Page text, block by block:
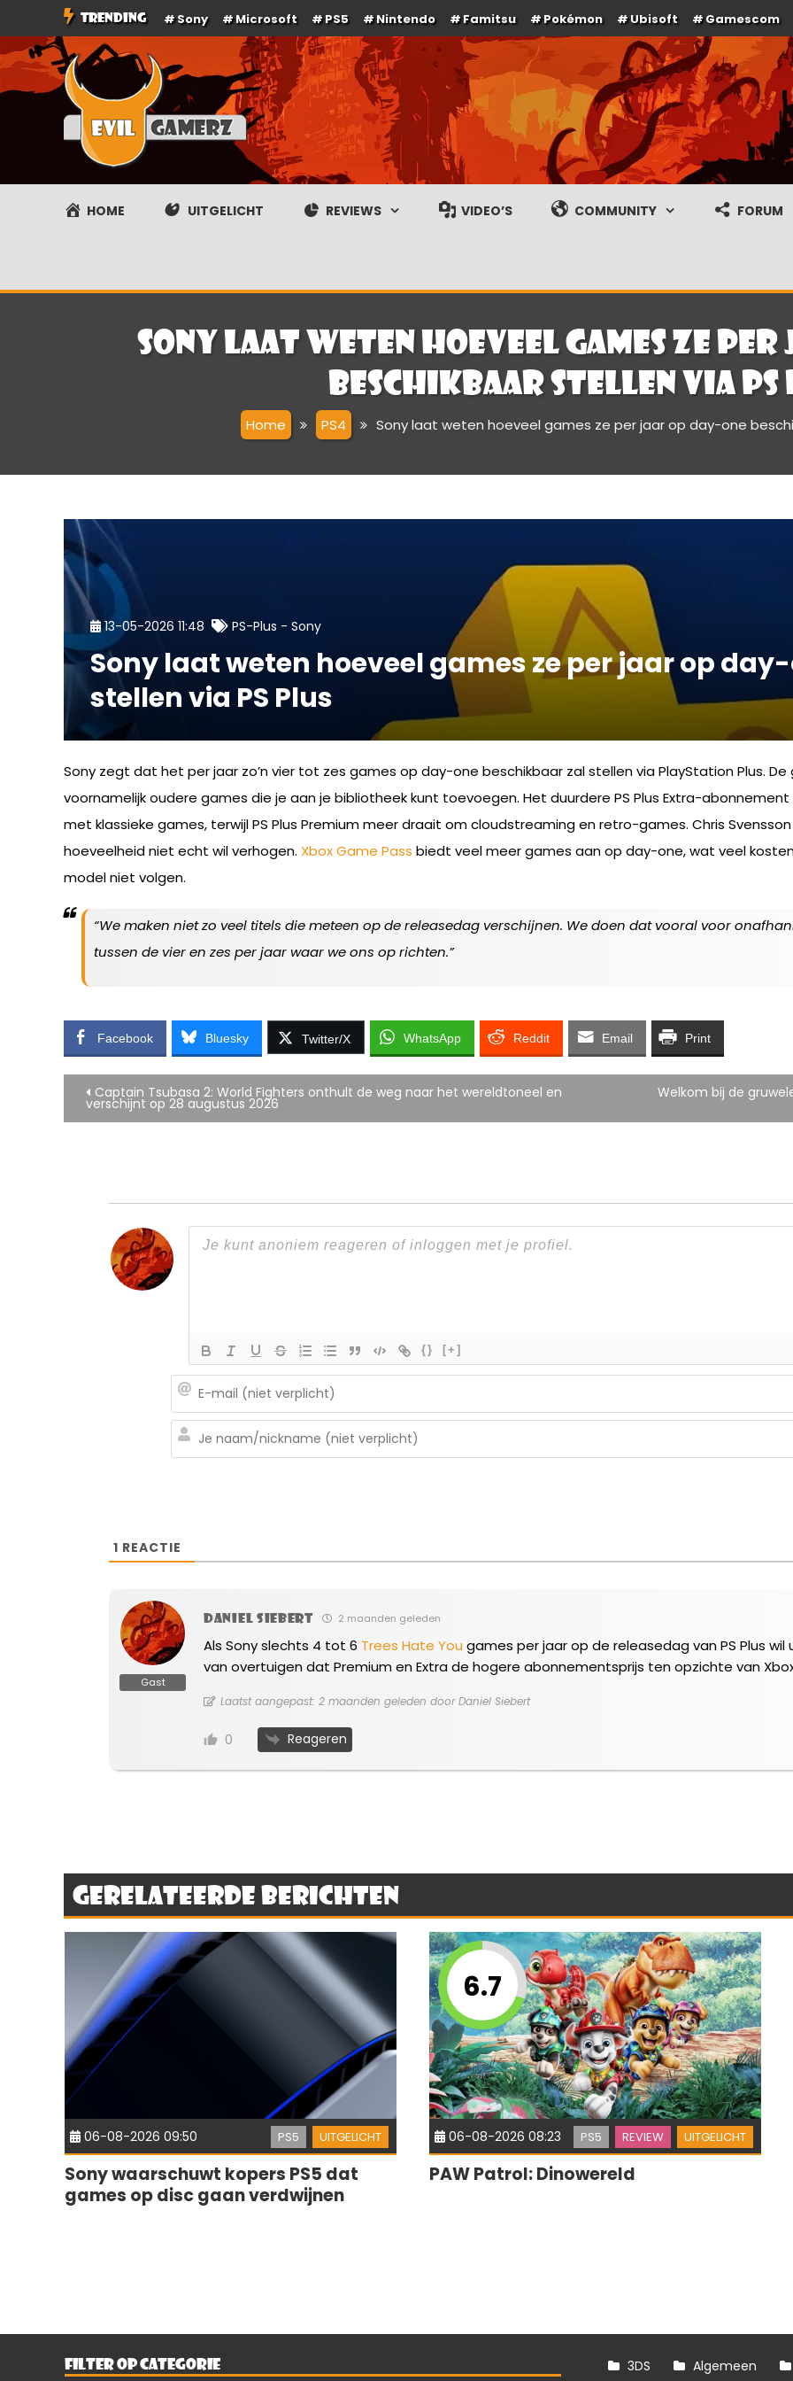
naar
de
TRENDING Sony Microsoft PS5 Nintendo Famitsu Pokémon Ubisoft Gamescom
Evilgamerz
Het meest interessante game nieuws, reviews, coverage en gameplay streams
HOME UITGELICHT REVIEWS VIDEO’S COMMUNITY FORUM
Sony laat weten hoeveel games ze
beschikbaar stellen via PS
Home PS4 Sony laat weten hoeveel games ze per jaar op day-one
13-05-2026 11:48 PS-Plus - Sony
Sony laat weten hoeveel games ze per jaar op
stellen via PS Plus
Sony zegt dat het per jaar zo’n vier tot zes games op day-one beschikbaar zal stellen via PlayStation Plus.
voornamelijk oudere games die je aan je bibliotheek kunt toevoegen. Het duurdere PS Plus Extra-
met klassieke games, terwijl PS Plus Premium meer draait om cloudstreaming en retro-games. Chris
hoeveelheid niet echt wil verhogen. Xbox Game Pass biedt veel meer games aan op day-one, wat veel
model niet volgen.
“We maken niet zo veel titels die meteen op de releasedag verschijnen. We doen dat vooral voor
tussen de vier en zes per jaar waar we ons op richten.”
Facebook Bluesky Twitter/X WhatsApp Reddit Email Print
Bericht
navigatie
Captain Tsubasa 2: World Fighters onthult de weg naar het wereldtoneel en
verschijnt op 28 augustus 2026
Welkom bij de
{} [+]
1 REACTIE
Gast
Daniel Siebert 2 maanden geleden
Als Sony slechts 4 tot 6 Trees Hate You games per jaar op de releasedag van PS Plus
van overtuigen dat Premium en Extra de hogere abonnementsprijs ten opzichte van
Laatst aangepast: 2 maanden geleden door Daniel Siebert
0 Reageren
Gerelateerde berichten
06-08-2026 09:50 PS5 UITGELICHT
Sony waarschuwt kopers PS5 dat
games op disc gaan verdwijnen
6.7
06-08-2026 08:23 PS5 REVIEW UITGELICHT
PAW Patrol: Dinowereld
FILTER OP CATEGORIE 3DS Algemeen